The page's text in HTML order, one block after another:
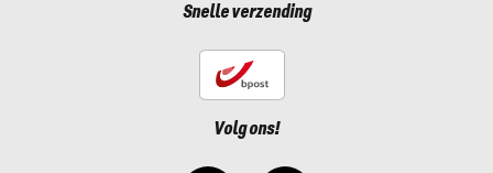
Snelle verzending
Volg ons!